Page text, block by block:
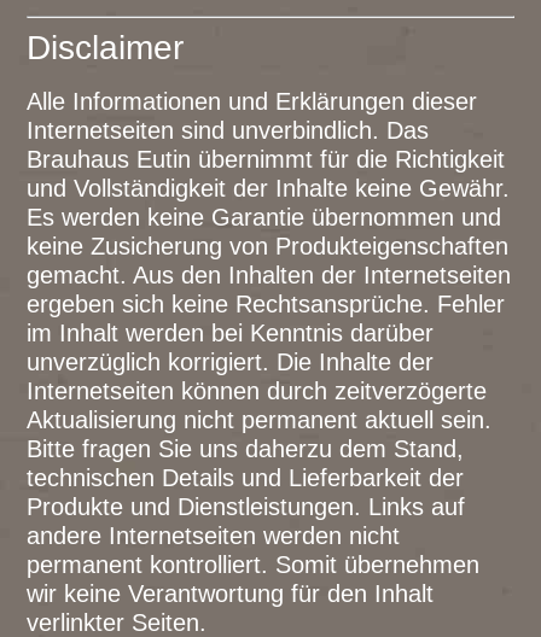
Disclaimer
Alle Informationen und Erklärungen dieser
Internetseiten sind unverbindlich. Das
Brauhaus Eutin übernimmt für die Richtigkeit
und Vollständigkeit der Inhalte keine Gewähr.
Es werden keine Garantie übernommen und
keine Zusicherung von Produkteigenschaften
gemacht. Aus den Inhalten der Internetseiten
ergeben sich keine Rechtsansprüche. Fehler
im Inhalt werden bei Kenntnis darüber
unverzüglich korrigiert. Die Inhalte der
Internetseiten können durch zeitverzögerte
Aktualisierung nicht permanent aktuell sein.
Bitte fragen Sie uns daherzu dem Stand,
technischen Details und Lieferbarkeit der
Produkte und Dienstleistungen. Links auf
andere Internetseiten werden nicht
permanent kontrolliert. Somit übernehmen
wir keine Verantwortung für den Inhalt
verlinkter Seiten.